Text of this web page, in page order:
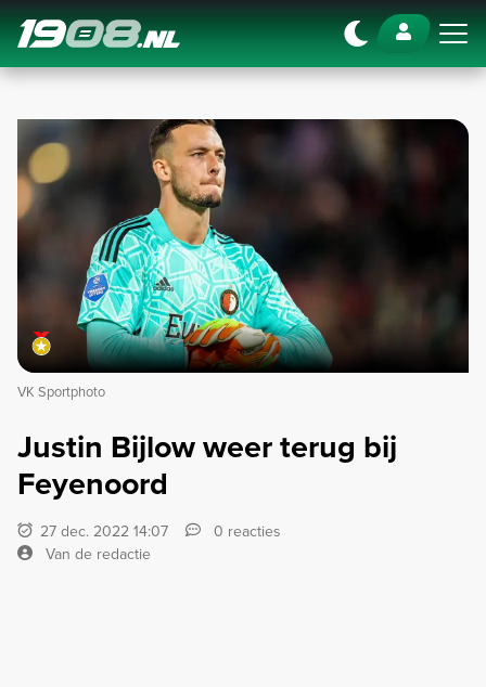
Navigation
VK Sportphoto
Justin Bijlow weer terug bij
Feyenoord
27 dec. 2022 14:07
0 reacties
Van de redactie